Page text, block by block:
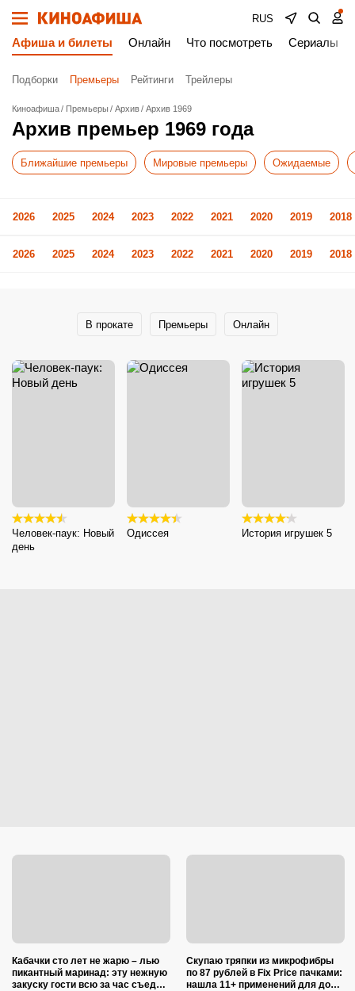
RUS
Афиша и билеты Онлайн Что посмотреть Сериалы
Подборки Премьеры Рейтинги Трейлеры
Киноафиша Премьеры Архив Архив 1969
Архив премьер 1969 года
Ближайшие премьеры Мировые премьеры Ожидаемые
2026 2025 2024 2023 2022 2021 2020 2019 2018
2026 2025 2024 2023 2022 2021 2020 2019 2018
В прокате Премьеры Онлайн
Человек-паук: Новый
день
Одиссея История игрушек 5
Кабачки сто лет не жарю – лью
пикантный маринад: эту нежную
закуску гости всю за час съедят
Скупаю тряпки из микрофибры
по 87 рублей в Fix Price пачками:
нашла 11+ применений для дома